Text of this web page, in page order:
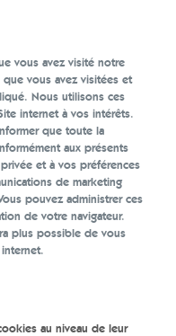
vous avez visité notre
vous avez visitées et
Nous utilisons ces
internet à vos intérêts.
que toute la
aux présents
et à vos préférences
de marketing
pouvez administrer ces
de votre navigateur.
plus possible de vous
au niveau de leur